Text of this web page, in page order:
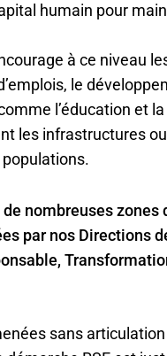
humain pour
à ce niveau
le
l’éducation et la
les infrastructures
nombreuses zones
par nos Directions
sans